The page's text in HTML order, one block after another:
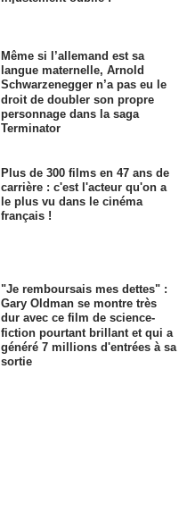
Même si l’allemand est sa
langue maternelle, Arnold
Schwarzenegger n’a pas eu le
droit de doubler son propre
personnage dans la saga
Terminator
Plus de 300 films en 47 ans de
carrière : c'est l'acteur qu'on a
le plus vu dans le cinéma
français !
"Je remboursais mes dettes" :
Gary Oldman se montre très
dur avec ce film de science-
fiction pourtant brillant et qui a
généré 7 millions d'entrées à sa
sortie